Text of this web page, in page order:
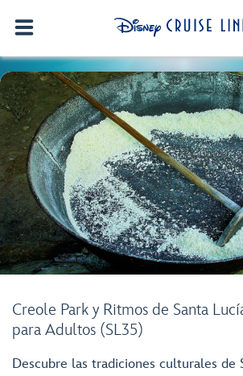
Creole Park y Ritmos de Santa
para Adultos (SL35)
Descubre las tradiciones culturales de